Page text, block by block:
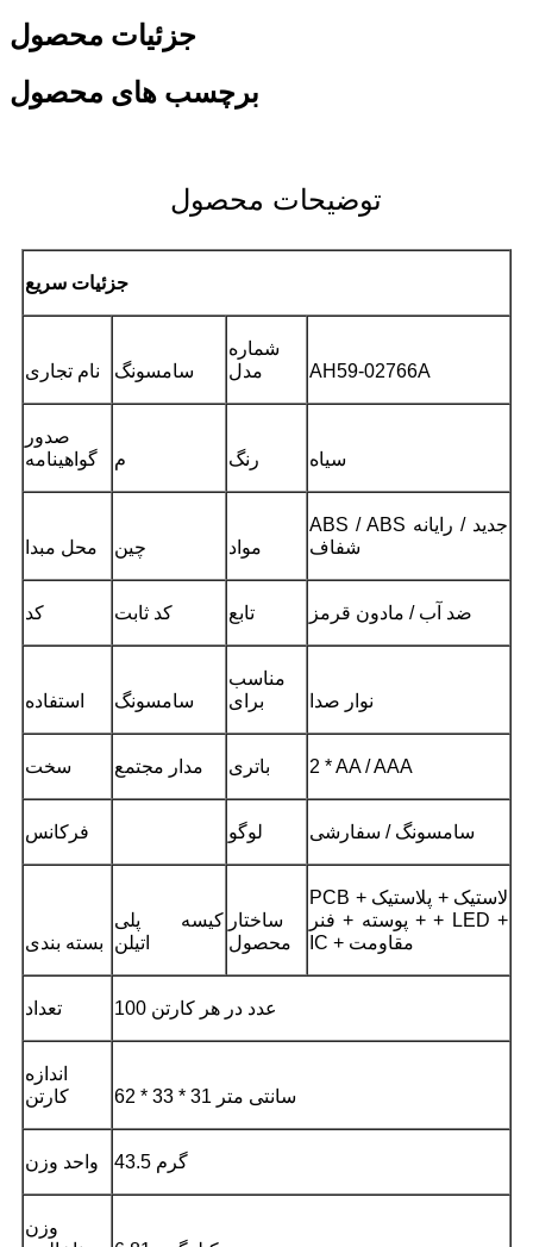
جزئیات محصول
برچسب های محصول
توضیحات محصول
جزئیات سریع
نام تجاری سامسونگ
شماره
مدل
AH59-02766A
صدور
گواهینامه
م رنگ سیاه
محل مبدا چین مواد
ABS / ABS جدید / رایانه
شفاف
کد کد ثابت تابع ضد آب / مادون قرمز
استفاده سامسونگ
مناسب
برای
نوار صدا
سخت مدار مجتمع باتری 2 * AA / AAA
فرکانس لوگو سامسونگ / سفارشی
بسته بندی
کیسه پلی
اتیلن
ساختار
محصول
PCB + لاستیک + پلاستیک
+ پوسته + فنر + LED +
IC + مقاومت
تعداد 100 عدد در هر کارتن
اندازه
کارتن
62 * 33 * 31 سانتی متر
واحد وزن 43.5 گرم
وزن